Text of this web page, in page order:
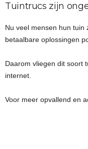
Tuintrucs zijn
Nu veel mensen hun tuin
betaalbare oplossingen
Daarom vliegen dit soort
internet.
Voor meer opvallend en